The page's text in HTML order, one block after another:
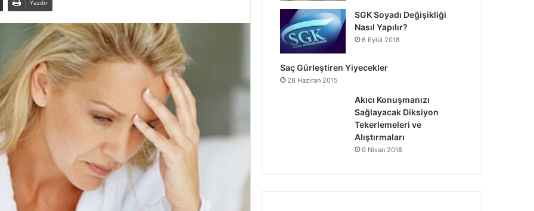
Yazdır
SGK Soyadı Değişikliği
Nasıl Yapılır?
6 Eylül 2018
Saç Gürleştiren Yiyecekler
28 Haziran 2015
Akıcı Konuşmanızı
Sağlayacak Diksiyon
Tekerlemeleri ve
Alıştırmaları
9 Nisan 2018